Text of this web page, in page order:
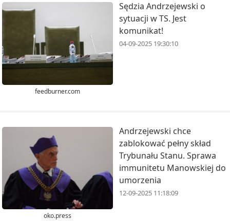
feedburner.com
Sędzia Andrzejewski o
sytuacji w TS. Jest
komunikat!
04-09-2025 19:30:10
oko.press
Andrzejewski chce
zablokować pełny skład
Trybunału Stanu. Sprawa
immunitetu Manowskiej do
umorzenia
12-09-2025 11:18:09